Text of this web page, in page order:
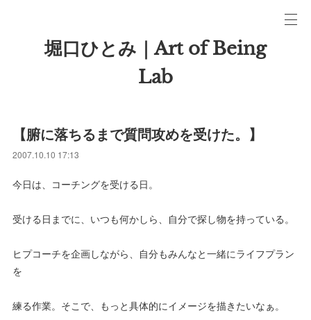
堀口ひとみ｜Art of Being
Lab
【腑に落ちるまで質問攻めを受けた。】
2007.10.10 17:13
今日は、コーチングを受ける日。
受ける日までに、いつも何かしら、自分で探し物を持っている。
ヒプコーチを企画しながら、自分もみんなと一緒にライフプラン
を
練る作業。そこで、もっと具体的にイメージを描きたいなぁ。